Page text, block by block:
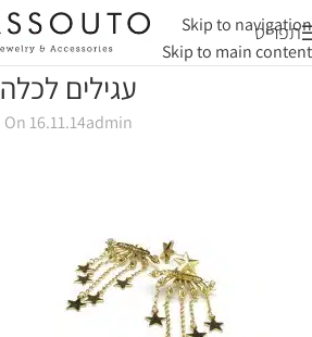
Skip to navigation
Skip to main content
תפריט
עגילים לכלה
admin
On 16.11.14